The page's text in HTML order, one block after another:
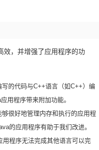
效，并增强了应用程序的功
写的代码与C++语言（如C++）编
用程序带来附加功能。
够很好地管理内存和执行的应用程
的应用程序有助于我们改进。
用程序无法完成其他语言可以完